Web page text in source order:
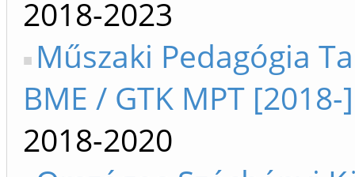
2018-2023
Műszaki Pedagógia
BME / GTK MPT [2018-]
2018-2020